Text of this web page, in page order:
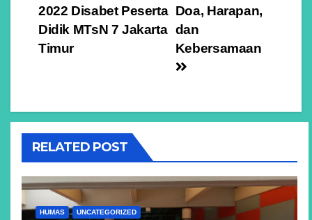
Doa, Harapan,
dan
Kebersamaan
2022 Disabet Peserta
Didik MTsN 7 Jakarta
Timur
RELATED POST
HUMAS UNCATEGORIZED